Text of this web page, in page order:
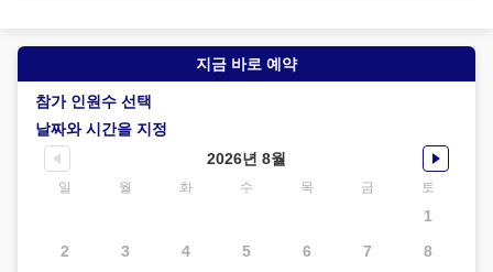
지금 바로 예약
참가 인원수 선택
날짜와 시간을 지정
2026년 8월
일 월 화 수 목 금 토
1
2
3 4 5 6 7
8